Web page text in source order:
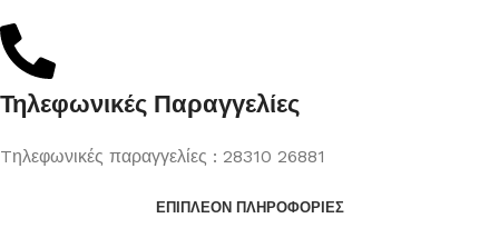
Τηλεφωνικές Παραγγελίες
Tηλεφωνικές παραγγελίες : 28310 26881
ΕΠΙΠΛΈΟΝ ΠΛΗΡΟΦΟΡΊΕΣ